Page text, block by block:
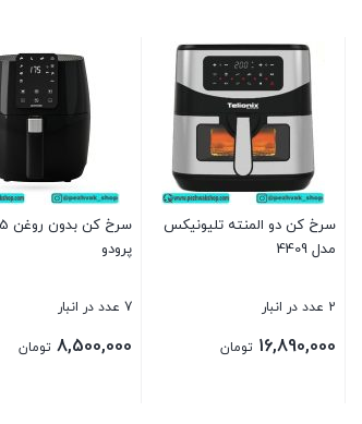
سرخ کن دو المنته تلیونیکس
مدل 4409
2 عدد در انبار
16,890,000 تومان
پرودو
7 عدد در انبار
8,500,000 تومان